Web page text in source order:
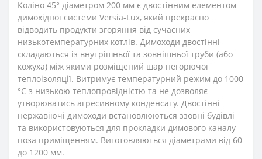
Коліно 45° діаметром 200 мм є двостінним елементом
димохідної системи Versia-Lux, який прекрасно
відводить продукти згоряння від сучасних
низькотемпературних котлів. Димоходи двостінні
складаються із внутрішньої та зовнішньої труби (або
кожуха) між якими розміщений шар негорючої
теплоізоляції. Витримує температурний режим до 1000
°С з низькою теплопровідністю та не дозволяє
утворюватись агресивному конденсату. Двостінні
нержавіючі димоходи встановлюються ззовні будівлі
та використовуються для прокладки димового каналу
поза приміщенням. Виготовляються діаметрами від 60
до 1200 мм.